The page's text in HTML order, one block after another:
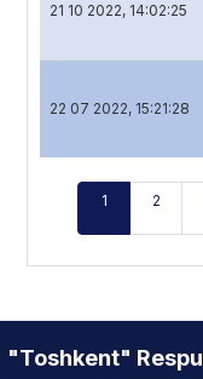
21 10 2022, 14:02:25
22 07 2022, 15:21:28
1 2
"Toshkent"